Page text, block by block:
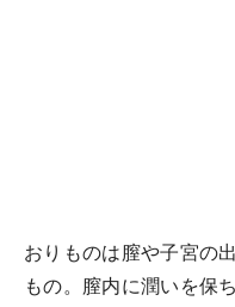
おりものは膣や子宮の
もの。膣内に潤いを保